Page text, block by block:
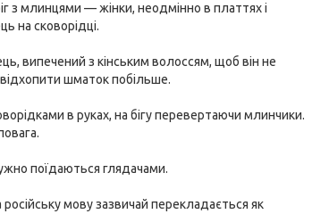
з млинцями — жінки, неодмінно в платтях і
на сковорідці.
випечений з кінським волоссям, щоб він не
шматок побільше.
в руках, на бігу перевертаючи млинчики.
поїдаються глядачами.
мову зазвичай перекладається як